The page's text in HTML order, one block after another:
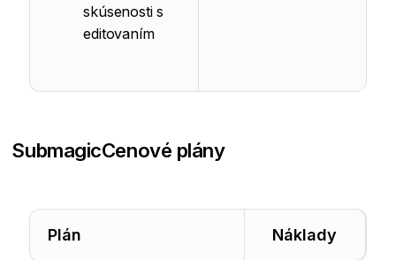
skúsenosti s
editovaním
SubmagicCenové plány
Plán Náklady